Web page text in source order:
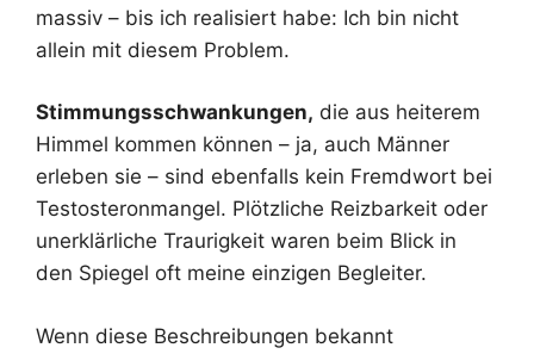
massiv – bis ich realisiert habe: Ich bin nicht
allein mit diesem Problem.
Stimmungsschwankungen, die aus heiterem
Himmel kommen können – ja, auch Männer
erleben sie – sind ebenfalls kein Fremdwort bei
Testosteronmangel. Plötzliche Reizbarkeit oder
unerklärliche Traurigkeit waren beim Blick in
den Spiegel oft meine einzigen Begleiter.
Wenn diese Beschreibungen bekannt